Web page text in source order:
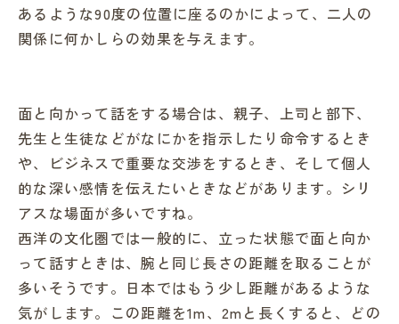
あるような90度の位置に座るのかによって、二人の
関係に何かしらの効果を与えます。
面と向かって話をする場合は、親子、上司と部下、
先生と生徒などがなにかを指示したり命令するとき
や、ビジネスで重要な交渉をするとき、そして個人
的な深い感情を伝えたいときなどがあります。シリ
アスな場面が多いですね。
西洋の文化圏では一般的に、立った状態で面と向か
って話すときは、腕と同じ長さの距離を取ることが
多いそうです。日本ではもう少し距離があるような
気がします。この距離を1m、2mと長くすると、どの